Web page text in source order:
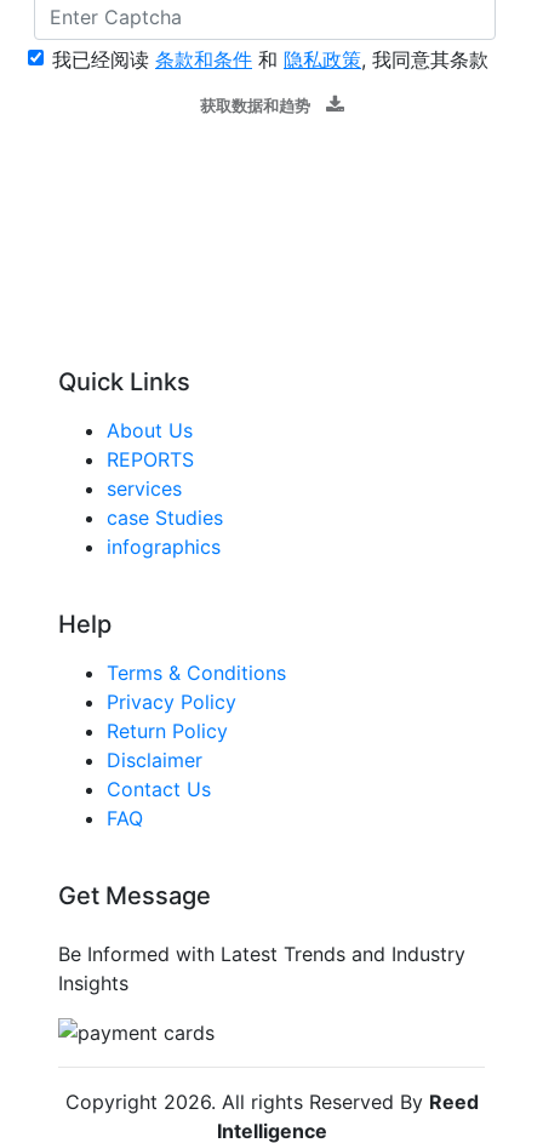
我已经阅读 条款和条件 和 隐私政策, 我同意其条款
获取数据和趋势
Quick Links
About Us
REPORTS
services
case Studies
infographics
Help
Terms & Conditions
Privacy Policy
Return Policy
Disclaimer
Contact Us
FAQ
Get Message
Be Informed with Latest Trends and Industry
Insights
Copyright 2026. All rights Reserved By Reed
Intelligence